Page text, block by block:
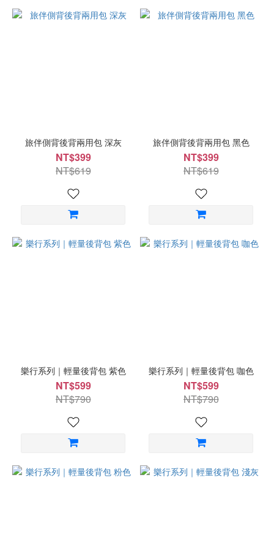
旅伴側背後背兩用包 深灰
NT$399
NT$619
旅伴側背後背兩用包 黑色
NT$399
NT$619
樂行系列｜輕量後背包 紫色
NT$599
NT$790
樂行系列｜輕量後背包 咖色
NT$599
NT$790